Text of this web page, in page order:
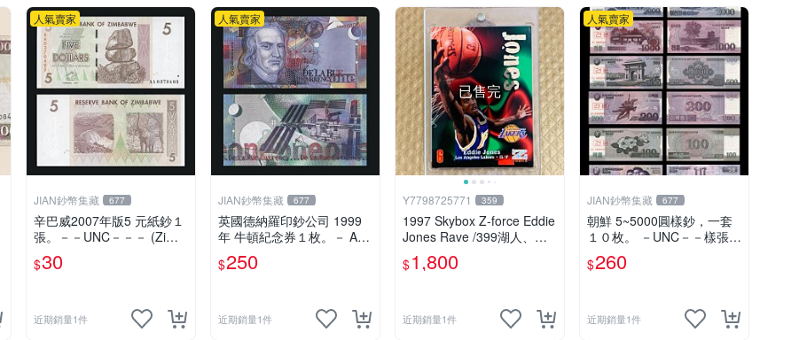
人氣賣家
JIAN鈔幣集藏 677
辛巴威2007年版5 元紙鈔１
張。－－UNC－－－ (Zimb
abwe)
$30
近期銷量1件
人氣賣家
JIAN鈔幣集藏 677
英國德納羅印鈔公司 1999
年 牛頓紀念券１枚。－ AA
冠－UNC－【牛頓紀念券測
試鈔雕刻版】－
$250
近期銷量1件
已售完
Y7798725771 359
1997 Skybox Z-force Eddie
Jones Rave /399湖人、少
見老卡，老大的前輩
$1,800
近期銷量1件
人氣賣家
JIAN鈔幣集藏 677
朝鮮 5~5000圓樣鈔，一套
１０枚。 －UNC－－樣張－
(Korea North-北韓-北朝鮮)
$260
近期銷量1件